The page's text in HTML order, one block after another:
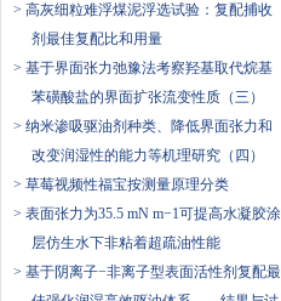
> 高灰细粒难浮煤泥浮选试验：复配捕收
剂最佳复配比和用量
> 基于界面张力弛豫法考察羟基取代烷基
苯磺酸盐的界面扩张流变性质（三）
> 纳米渗吸驱油剂种类、降低界面张力和
改变润湿性的能力等机理研究（四）
> 草莓视频性福宝按测量原理分类
> 表面张力为35.5 mN m−1可提高水凝胶涂
层仿生水下非粘着超疏油性能
> 基于阴离子−非离子型表面活性剂复配最